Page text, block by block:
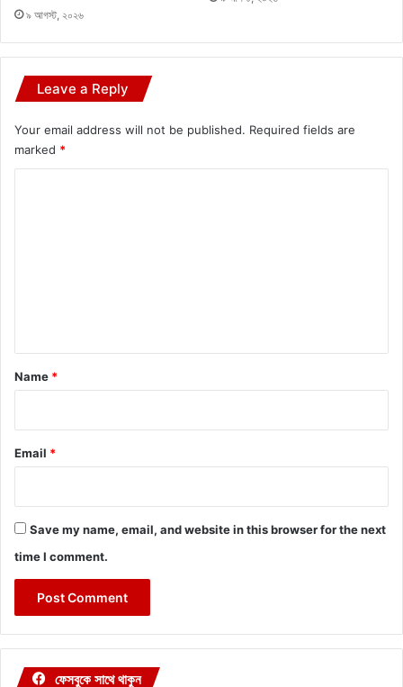
৯ আগস্ট, ২০২৬
Leave a Reply
Your email address will not be published. Required fields are
marked *
*
Name *
Email *
Save my name, email, and website in this browser for the next
time I comment.
ফেসবুকে সাথে থাকুন